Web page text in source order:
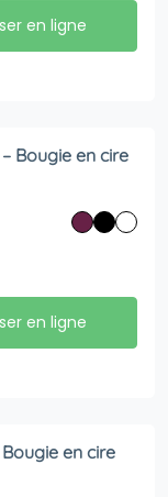
en ligne
– Bougie en cire
en ligne
Bougie en cire